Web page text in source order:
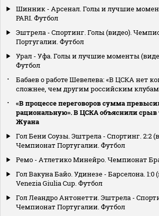
Шинник - Арсенал. Голы и лучшие
PARI. Футбол
Эштрела - Спортинг. Голы (видео).
Португалии. Футбол
Урал - Уфа. Голы и лучшие моменты
Футбол
Бабаев о работе Шевелева: «В ЦСКА нет
сложнее, чем другим российским
«В процессе переговоров сумма
рациональную». В ЦСКА объяснили срыв
Жуана
Гол Бени Соузы. Эштрела - Спортинг. 2:2
Чемпионат Португалии. Футбол
Ремо - Атлетико Минейро. Чемпионат
Гол Вакуна Байо. Удинезе - Барселона. 1:0
Venezia Giulia Cup. Футбол
Гол Леандро Антонетти. Эштрела -
Чемпионат Португалии. Футбол